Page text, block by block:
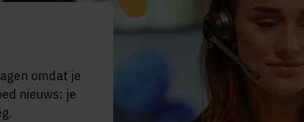
omdat je
nieuws: je